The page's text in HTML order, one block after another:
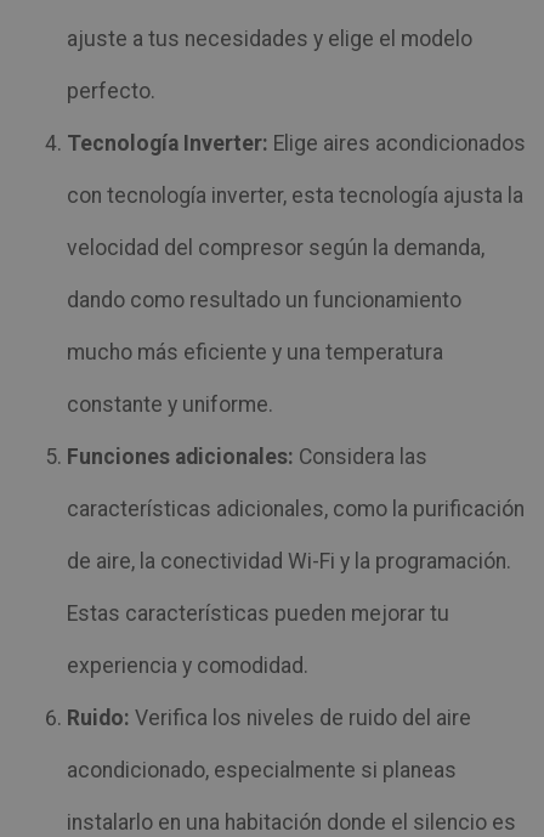
ajuste a tus necesidades y elige el modelo
perfecto.
Tecnología Inverter: Elige aires acondicionados
con tecnología inverter, esta tecnología ajusta la
velocidad del compresor según la demanda,
dando como resultado un funcionamiento
mucho más eficiente y una temperatura
constante y uniforme.
Funciones adicionales: Considera las
características adicionales, como la purificación
de aire, la conectividad Wi-Fi y la programación.
Estas características pueden mejorar tu
experiencia y comodidad.
Ruido: Verifica los niveles de ruido del aire
acondicionado, especialmente si planeas
instalarlo en una habitación donde el silencio es